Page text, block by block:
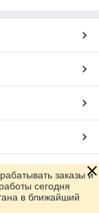
заказы и
сегодня
в ближайший